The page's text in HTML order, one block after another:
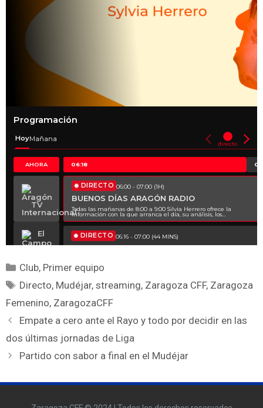
Club, Primer equipo
Directo, Mudéjar,streaming, Zaragoza CFF, Zaragoza
Femenino, ZaragozaCFF
Empate a cero ante el Rayo y todo por decidir en las
dos últimas jornadas de Liga
Partido con sabor a final en el Mudéjar